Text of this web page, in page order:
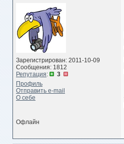
Зарегистрирован: 2011-10-09
Сообщения: 1812
Репутация:
3
Профиль
Отправить e-mail
О себе
Офлайн